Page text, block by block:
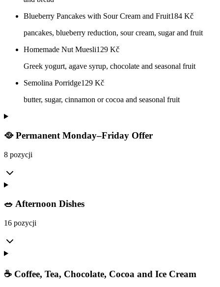
Blueberry Pancakes with Sour Cream and Fruit184 Kč
pancakes, blueberry reduction, sour cream, sugar and fruit
Homemade Nut Muesli129 Kč
Greek yogurt, agave syrup, chocolate and seasonal fruit
Semolina Porridge129 Kč
butter, sugar, cinnamon or cocoa and seasonal fruit
🥘 Permanent Monday–Friday Offer
8 pozycji
🥗 Afternoon Dishes
16 pozycji
☕ Coffee, Tea, Chocolate, Cocoa and Ice Cream